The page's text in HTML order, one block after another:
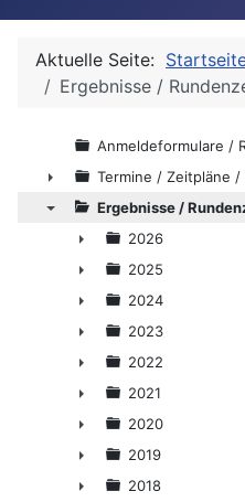
Aktuelle Seite:
Ergebnisse /
Anmeldeformulare /
►
Termine / Zeitpläne /
Ergebnisse /
►
2026
►
2025
►
2024
►
2023
►
2022
►
2021
►
2020
►
2019
2018